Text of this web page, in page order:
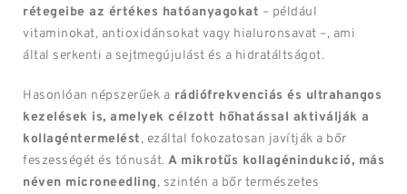
rétegeibe az értékes hatóanyagokat – például
vitaminokat, antioxidánsokat vagy hialuronsavat –, ami
által serkenti a sejtmegújulást és a hidratáltságot.
Hasonlóan népszerűek a rádiófrekvenciás és ultrahangos
kezelések is, amelyek célzott hőhatással aktiválják a
kollagéntermelést, ezáltal fokozatosan javítják a bőr
feszességét és tónusát. A mikrotűs kollagénindukció, más
néven microneedling, szintén a bőr természetes